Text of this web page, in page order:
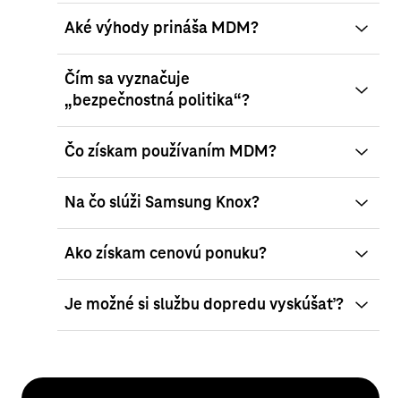
Aké výhody prináša MDM?
Čím sa vyznačuje
„bezpečnostná politika“?
Čo získam používaním MDM?
Na čo slúži Samsung Knox?
Ako získam cenovú ponuku?
Je možné si službu dopredu vyskúšať?